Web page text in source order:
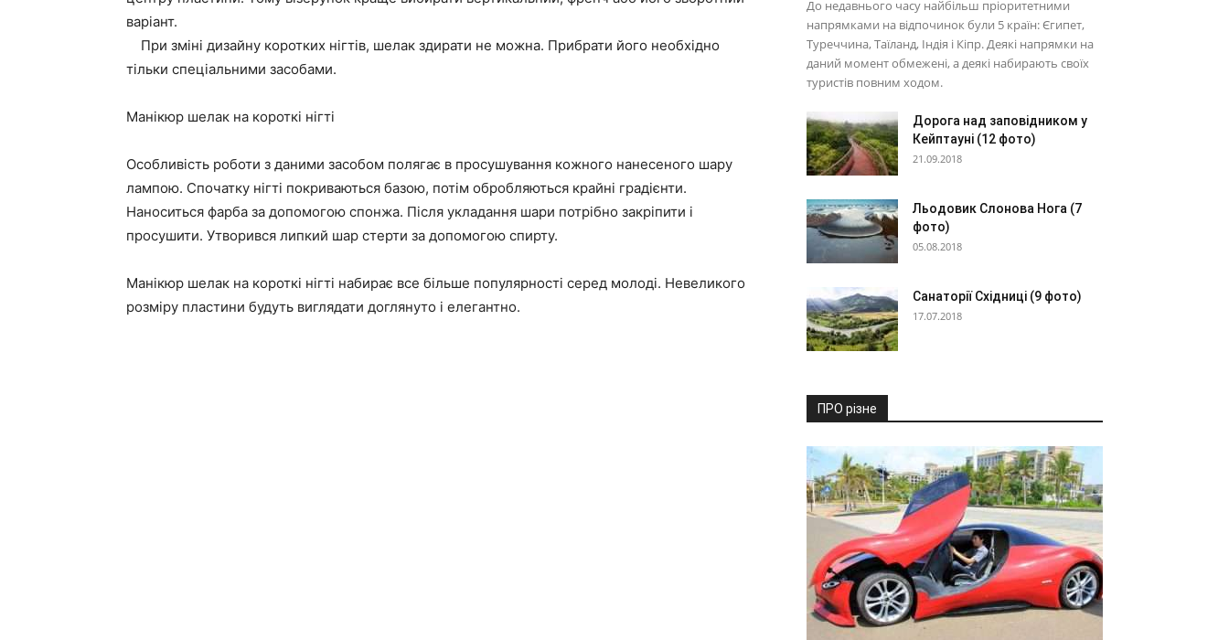
варіант.
При зміні дизайну коротких нігтів, шелак здирати не можна. Прибрати його необхідно
тільки спеціальними засобами.
Манікюр шелак на короткі нігті
Особливість роботи з даними засобом полягає в просушування кожного нанесеного шару
лампою. Спочатку нігті покриваються базою, потім обробляються крайні градієнти.
Наноситься фарба за допомогою спонжа. Після укладання шари потрібно закріпити і
просушити. Утворився липкий шар стерти за допомогою спирту.
Манікюр шелак на короткі нігті набирає все більше популярності серед молоді. Невеликого
розміру пластини будуть виглядати доглянуто і елегантно.
До недавнього часу найбільш пріоритетними
напрямками на відпочинок були 5 країн: Єгипет,
Туреччина, Таїланд, Індія і Кіпр. Деякі напрямки на
даний момент обмежені, а деякі набирають своїх
туристів повним ходом.
Дорога над заповідником у
Кейптауні (12 фото)
21.09.2018
Льодовик Слонова Нога (7
фото)
05.08.2018
Санаторії Східниці (9 фото)
17.07.2018
ПРО різне